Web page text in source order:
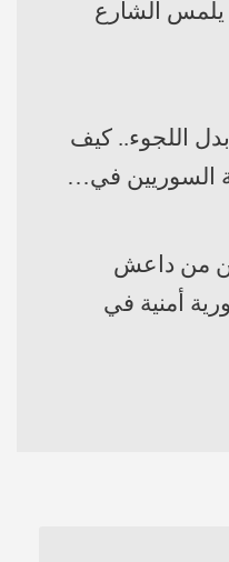
يوتيوب تويتر انستغراميلمس الشارع
اللجوء.. كيف
السوريين في…
من داعش
أمنية في